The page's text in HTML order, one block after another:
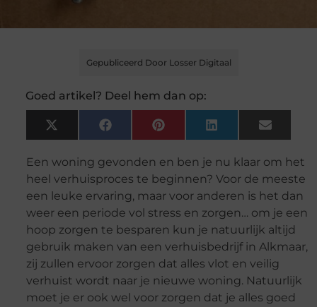
Gepubliceerd Door Losser Digitaal
Goed artikel? Deel hem dan op:
X
(Twitter)
FacebookPinterest LinkedIn Email
Een woning gevonden en ben je nu klaar om het
heel verhuisproces te beginnen? Voor de meeste
een leuke ervaring, maar voor anderen is het dan
weer een periode vol stress en zorgen… om je een
hoop zorgen te besparen kun je natuurlijk altijd
gebruik maken van een verhuisbedrijf in Alkmaar,
zij zullen ervoor zorgen dat alles vlot en veilig
verhuist wordt naar je nieuwe woning. Natuurlijk
moet je er ook wel voor zorgen dat je alles goed